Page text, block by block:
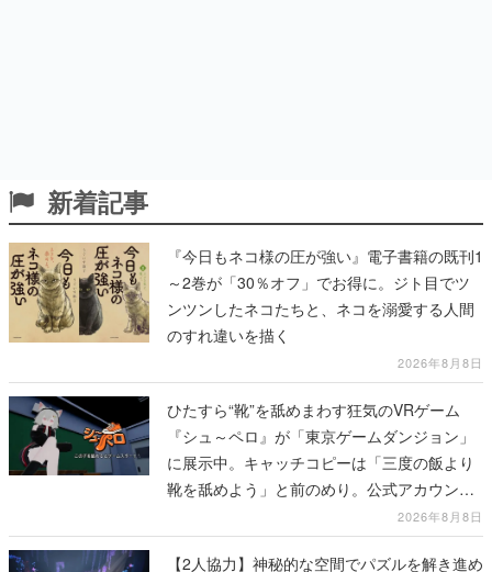
新着記事
『今日もネコ様の圧が強い』電子書籍の既刊1
～2巻が「30％オフ」でお得に。ジト目でツ
ンツンしたネコたちと、ネコを溺愛する人間
のすれ違いを描く
2026年8月8日
ひたすら“靴”を舐めまわす狂気のVRゲーム
『シュ～ペロ』が「東京ゲームダンジョン」
に展示中。キャッチコピーは「三度の飯より
靴を舐めよう」と前のめり。公式アカウント
も開設され、2026年リリースに向けて開発中
2026年8月8日
【2人協力】神秘的な空間でパズルを解き進め